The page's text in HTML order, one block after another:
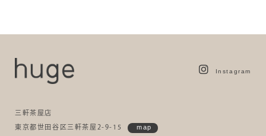
Instagram
三軒茶屋店
東京都世田谷区三軒茶屋2-9-15 map